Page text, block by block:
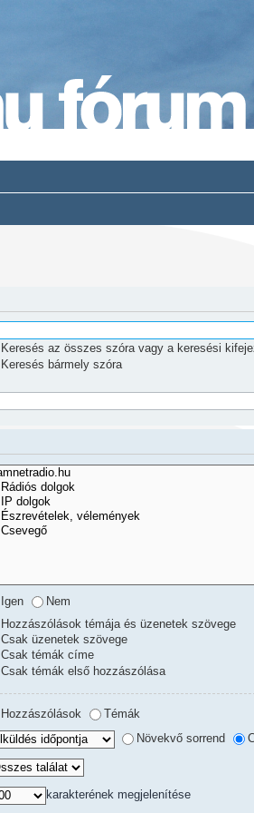
Keresés az összes szóra vagy a keresési
Keresés bármely szóra
Igen
Nem
Hozzászólások témája és üzenetek szövege
Csak üzenetek szövege
Csak témák címe
Csak témák első hozzászólása
Hozzászólások
Témák
Növekvő sorrend
karakterének megjelenítése